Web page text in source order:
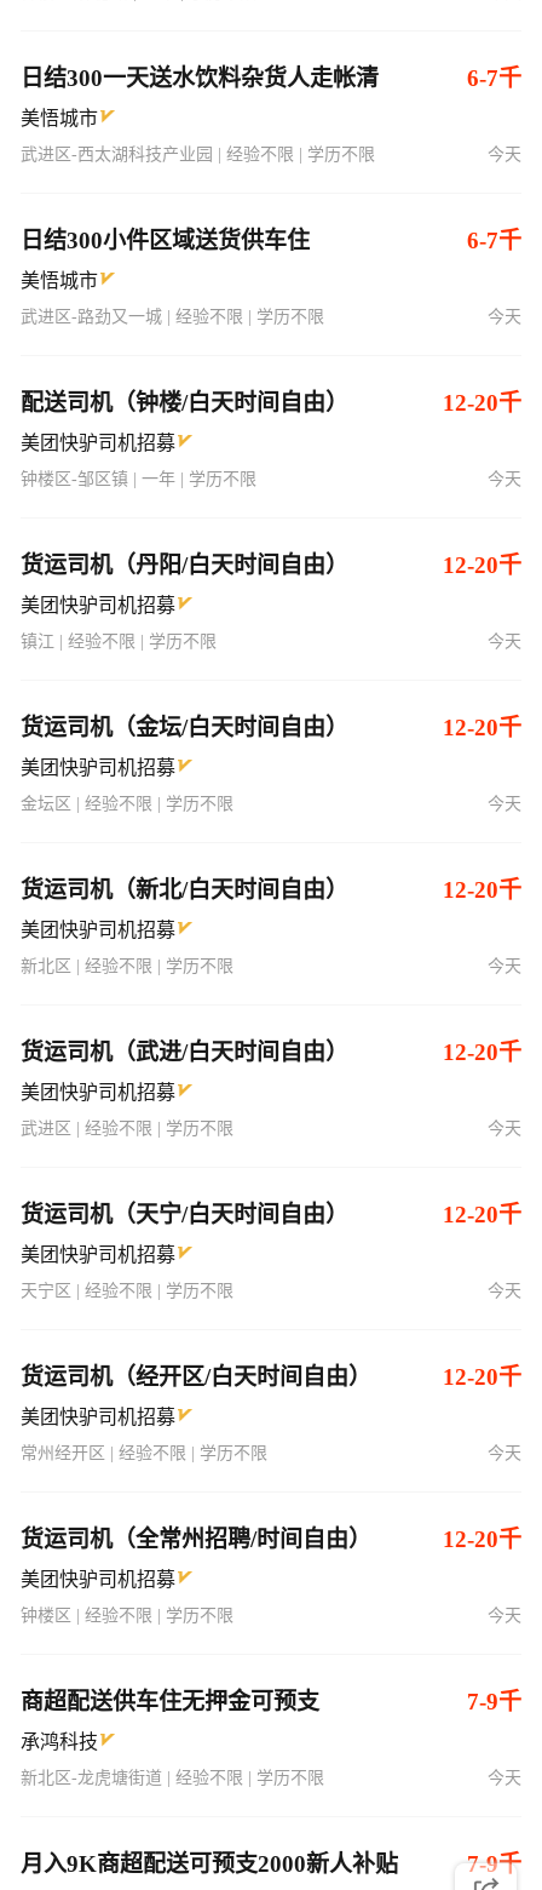
日结300一天送水饮料杂货人走帐清 6-7千
美悟城市
武进区-西太湖科技产业园 | 经验不限 | 学历不限 今天
日结300小件区域送货供车住 6-7千
美悟城市
武进区-路劲又一城 | 经验不限 | 学历不限 今天
配送司机（钟楼/白天时间自由） 12-20千
美团快驴司机招募
钟楼区-邹区镇 | 一年 | 学历不限 今天
货运司机（丹阳/白天时间自由） 12-20千
美团快驴司机招募
镇江 | 经验不限 | 学历不限 今天
货运司机（金坛/白天时间自由） 12-20千
美团快驴司机招募
金坛区 | 经验不限 | 学历不限 今天
货运司机（新北/白天时间自由） 12-20千
美团快驴司机招募
新北区 | 经验不限 | 学历不限 今天
货运司机（武进/白天时间自由） 12-20千
美团快驴司机招募
武进区 | 经验不限 | 学历不限 今天
货运司机（天宁/白天时间自由） 12-20千
美团快驴司机招募
天宁区 | 经验不限 | 学历不限 今天
货运司机（经开区/白天时间自由） 12-20千
美团快驴司机招募
常州经开区 | 经验不限 | 学历不限 今天
货运司机（全常州招聘/时间自由） 12-20千
美团快驴司机招募
钟楼区 | 经验不限 | 学历不限 今天
商超配送供车住无押金可预支 7-9千
承鸿科技
新北区-龙虎塘街道 | 经验不限 | 学历不限 今天
月入9K商超配送可预支2000新人补贴 7-9千